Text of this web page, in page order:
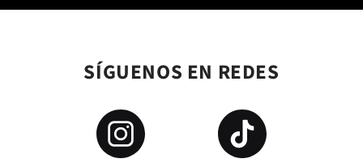
SÍGUENOS EN REDES